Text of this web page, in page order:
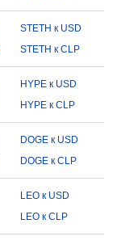
STETH к USD
STETH к CLP
HYPE к USD
HYPE к CLP
DOGE к USD
DOGE к CLP
LEO к USD
LEO к CLP